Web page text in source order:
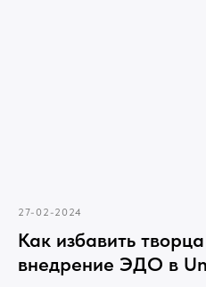
27-02-2024
Как избавить
внедрение ЭДО в